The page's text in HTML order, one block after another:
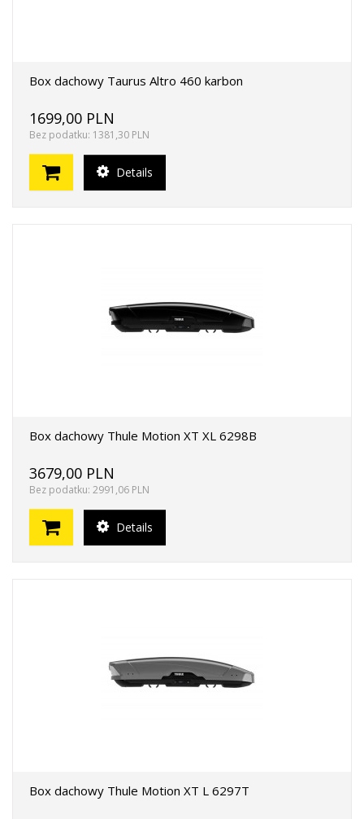
Box dachowy Taurus Altro 460 karbon
1699,00 PLN
Bez podatku: 1381,30 PLN
Details
Box dachowy Thule Motion XT XL 6298B
3679,00 PLN
Bez podatku: 2991,06 PLN
Details
Box dachowy Thule Motion XT L 6297T